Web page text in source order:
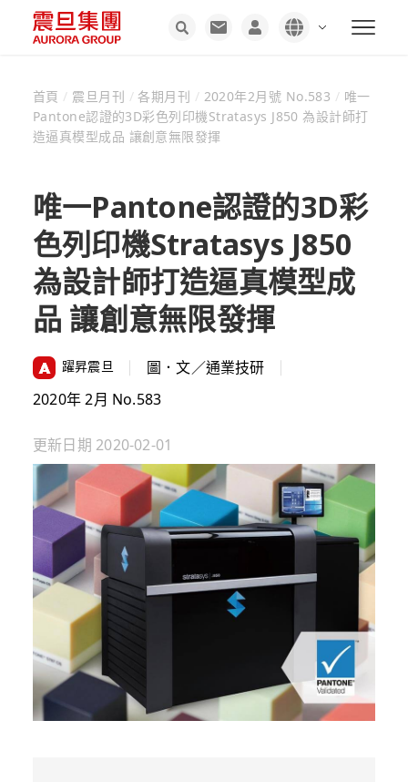
首頁 / 震旦月刊 /各期月刊 / 2020年2月號 No.583 / 唯一
Pantone認證的3D彩色列印機Stratasys J850 為設計師打
造逼真模型成品 讓創意無限發揮
唯一Pantone認證的3D彩
色列印機Stratasys J850
為設計師打造逼真模型成
品 讓創意無限發揮
躍昇震旦
圖．文／通業技研
2020年 2月 No.583
更新日期 2020-02-01